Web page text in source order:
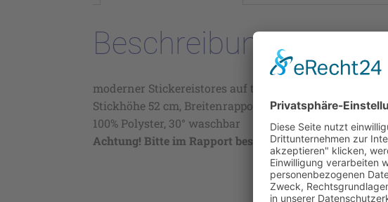
Beschreibung
moderner Stickereistores auf transparenter Webgardine,
Stickhöhe 52 cm, Breitenrapport ca 16,3 cm
100% Polyster, 30° waschbar
Achtung! Bitte im Rapport bestellen!